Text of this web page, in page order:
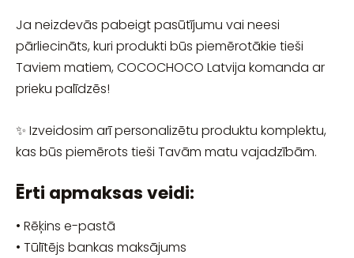
Ja neizdevās pabeigt pasūtījumu vai neesi
pārliecināts, kuri produkti būs piemērotākie tieši
Taviem matiem, COCOCHOCO Latvija komanda ar
prieku palīdzēs!
✨ Izveidosim arī personalizētu produktu komplektu,
kas būs piemērots tieši Tavām matu vajadzībām.
Ērti apmaksas veidi:
• Rēķins e-pastā
• Tūlītējs bankas maksājums